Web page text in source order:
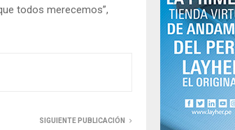
todos merecemos”,
SIGUIENTE PUBLICACIÓN